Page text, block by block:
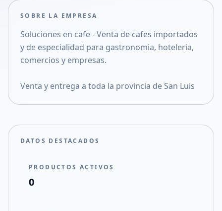
Compartir en X
SOBRE LA EMPRESA
Soluciones en cafe - Venta de cafes importados
y de especialidad para gastronomia, hoteleria,
comercios y empresas.
Venta y entrega a toda la provincia de San Luis
DATOS DESTACADOS
PRODUCTOS ACTIVOS
0